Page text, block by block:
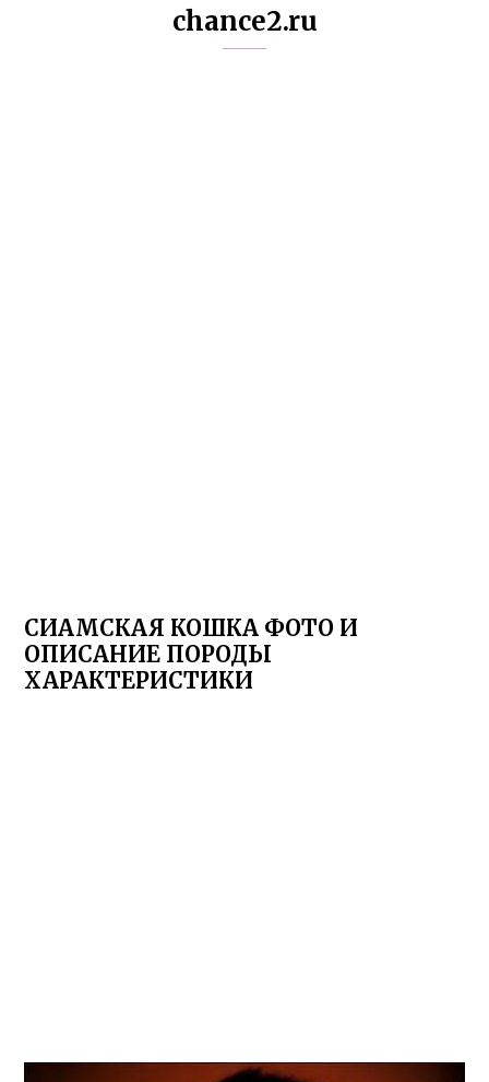
chance2.ru
СИАМСКАЯ КОШКА ФОТО И
ОПИСАНИЕ ПОРОДЫ
ХАРАКТЕРИСТИКИ